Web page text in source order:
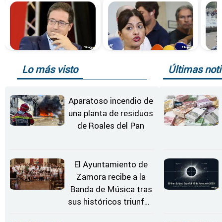
Lo más visto
Aparatoso incendio de
una planta de residuos
de Roales del Pan
El Ayuntamiento de
Zamora recibe a la
Banda de Música tras
sus históricos triunfos
Últimas